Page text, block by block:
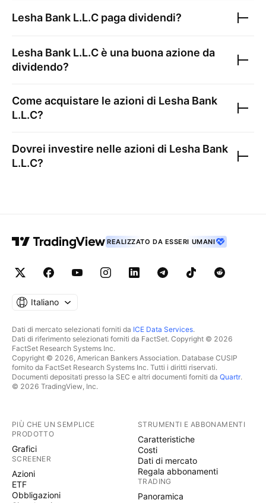
Lesha Bank L.L.C paga dividendi?
Lesha Bank L.L.Cè una buona azione da
dividendo?
Come acquistare le azioni di Lesha Bank
L.L.C?
Dovrei investire nelle azioni di Lesha Bank
L.L.C?
REALIZZATO DA ESSERI UMANI
Italiano
Dati di mercato selezionati forniti da ICE Data Services.
Dati di riferimento selezionati forniti da FactSet. Copyright © 2026
FactSet Research Systems Inc.
Copyright © 2026, American Bankers Association. Database CUSIP
fornito da FactSet Research Systems Inc. Tutti i diritti riservati.
Documenti depositati presso la SEC e altri documenti forniti da Quartr.
© 2026 TradingView, Inc.
PIÙ CHE UN SEMPLICE
PRODOTTO
Grafici
SCREENER
Azioni
ETF
Obbligazioni
STRUMENTI E ABBONAMENTI
Caratteristiche
Costi
Dati di mercato
Regala abbonamenti
TRADING
Panoramica